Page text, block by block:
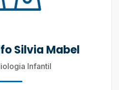
Silvia Mabel
Infantil